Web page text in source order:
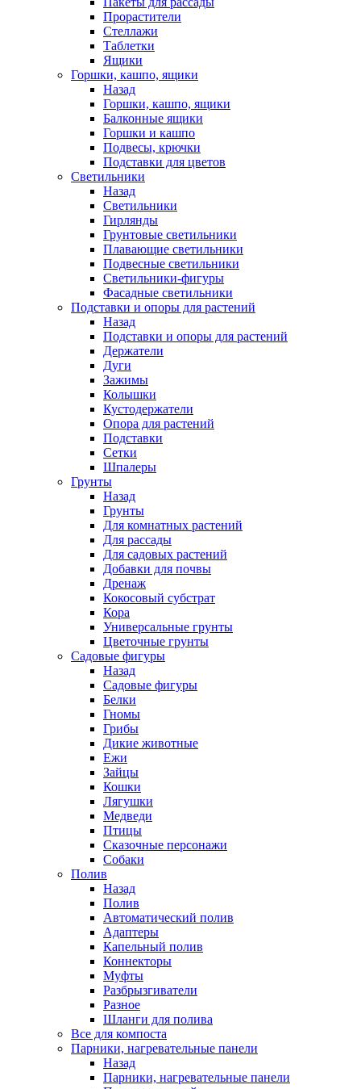
Прорастители
Стеллажи
Таблетки
Ящики
Горшки, кашпо, ящики
Назад
Горшки, кашпо, ящики
Балконные ящики
Горшки и кашпо
Подвесы, крючки
Подставки для цветов
Светильники
Назад
Светильники
Гирлянды
Грунтовые светильники
Плавающие светильники
Подвесные светильники
Светильники-фигуры
Фасадные светильники
Подставки и опоры для растений
Назад
Подставки и опоры для растений
Держатели
Дуги
Зажимы
Колышки
Кустодержатели
Опора для растений
Подставки
Сетки
Шпалеры
Грунты
Назад
Грунты
Для комнатных растений
Для рассады
Для садовых растений
Добавки для почвы
Дренаж
Кокосовый субстрат
Кора
Универсальные грунты
Цветочные грунты
Садовые фигуры
Назад
Садовые фигуры
Белки
Гномы
Грибы
Дикие животные
Ежи
Зайцы
Кошки
Лягушки
Медведи
Птицы
Сказочные персонажи
Собаки
Полив
Назад
Полив
Автоматический полив
Адаптеры
Капельный полив
Коннекторы
Муфты
Разбрызгиватели
Разное
Шланги для полива
Все для компоста
Парники, нагревательные панели
Назад
Парники, нагревательные панели